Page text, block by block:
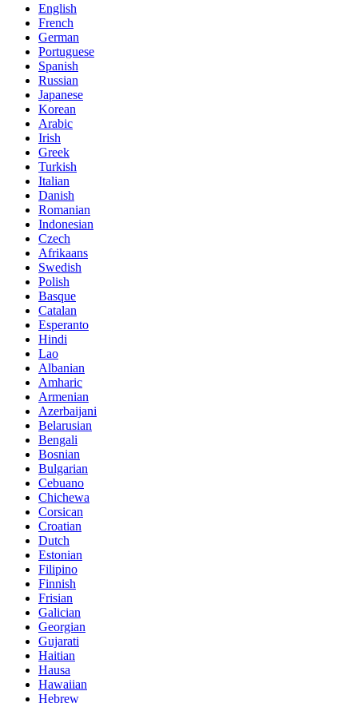
English
French
German
Portuguese
Spanish
Russian
Japanese
Korean
Arabic
Irish
Greek
Turkish
Italian
Danish
Romanian
Indonesian
Czech
Afrikaans
Swedish
Polish
Basque
Catalan
Esperanto
Hindi
Lao
Albanian
Amharic
Armenian
Azerbaijani
Belarusian
Bengali
Bosnian
Bulgarian
Cebuano
Chichewa
Corsican
Croatian
Dutch
Estonian
Filipino
Finnish
Frisian
Galician
Georgian
Gujarati
Haitian
Hausa
Hawaiian
Hebrew